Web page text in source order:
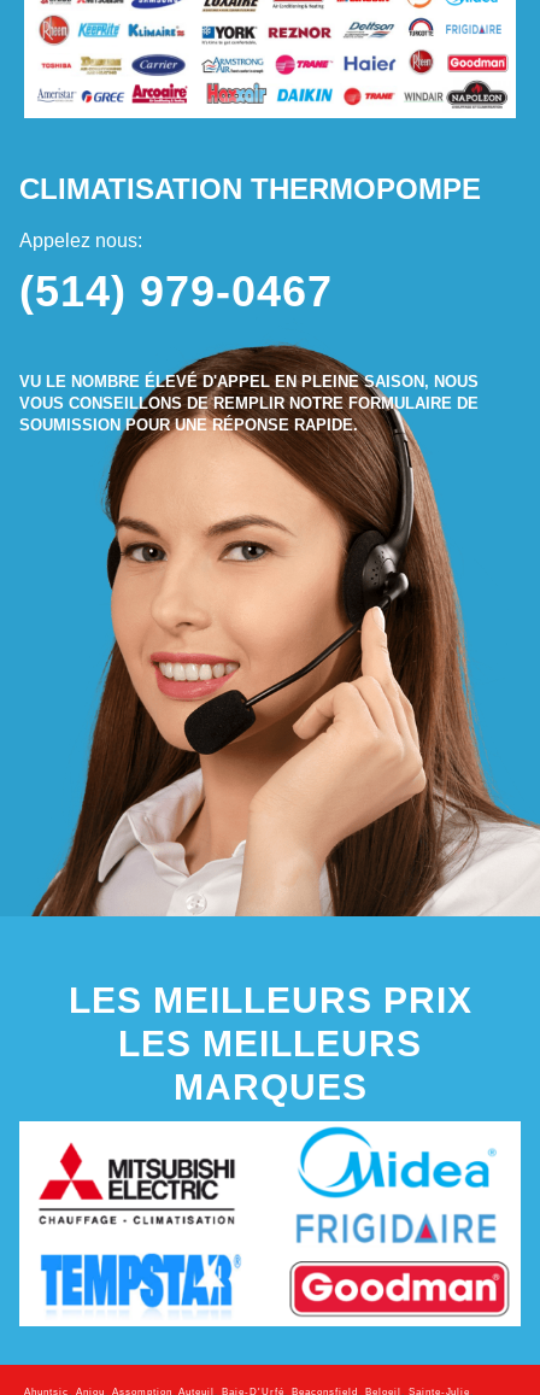
LES MEILLEURS PRIX
LES MEILLEURS
MARQUES
CLIMATISATION THERMOPOMPE
Appelez nous:
(514) 979-0467
VU LE NOMBRE ÉLEVÉ D'APPEL EN PLEINE SAISON, NOUS
VOUS CONSEILLONS DE REMPLIR NOTRE FORMULAIRE DE
SOUMISSION POUR UNE RÉPONSE RAPIDE.
Ahuntsic, Anjou, Assomption,Auteuil, Baie-D'Urfé, Beaconsfield , Beloeil , Sainte-Julie,